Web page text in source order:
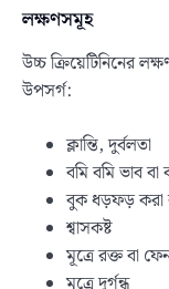
লক্ষণসমূহ
উচ্চ ক্রিয়েটিনিনের
উপসর্গ:
ক্লান্তি, দুর্বলতা
বমি বমি ভাব বা
বুক ধড়ফড় করা
শ্বাসকষ্ট
মূত্রে রক্ত বা